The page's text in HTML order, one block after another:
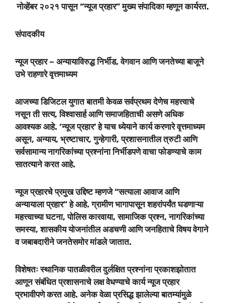
नोव्हेंबर २०२१ पासून “न्यूज प्रहार” मुख्य संपादिका म्हणून कार्यरत.
संपादकीय
न्यूज प्रहार – अन्यायाविरुद्ध निर्भीड, वेगवान आणि जनतेच्या बाजूने
उभे राहणारे वृत्तमाध्यम
आजच्या डिजिटल युगात बातमी केवळ सर्वप्रथम देणेच महत्त्वाचे
नसून ती सत्य, विश्वासार्ह आणि समाजहिताची असणे अधिक
आवश्यक आहे. ‘न्यूज प्रहार’ हे याच ध्येयाने कार्य करणारे वृत्तमाध्यम
असून, अन्याय, भ्रष्टाचार, गुन्हेगारी, प्रशासनातील त्रुटी आणि
सर्वसामान्य नागरिकांच्या प्रश्नांना निर्भीडपणे वाचा फोडण्याचे काम
सातत्याने करत आहे.
न्यूज प्रहारचे प्रमुख उद्दिष्ट म्हणजे “सत्याला आवाज आणि
अन्यायाला प्रहार” हे आहे. ग्रामीण भागापासून शहरांपर्यंत घडणाऱ्या
महत्त्वाच्या घटना, पोलिस कारवाया, सामाजिक प्रश्न, नागरिकांच्या
समस्या, शासकीय योजनांतील अडचणी आणि जनहिताचे विषय वेगाने
व जबाबदारीने जनतेसमोर मांडले जातात.
विशेषतः स्थानिक पातळीवरील दुर्लक्षित प्रश्नांना प्रकाशझोतात
आणून संबंधित प्रशासनाचे लक्ष वेधण्याचे कार्य न्यूज प्रहार
प्रभावीपणे करत आहे. अनेक वेळा प्रसिद्ध झालेल्या बातम्यांमुळे